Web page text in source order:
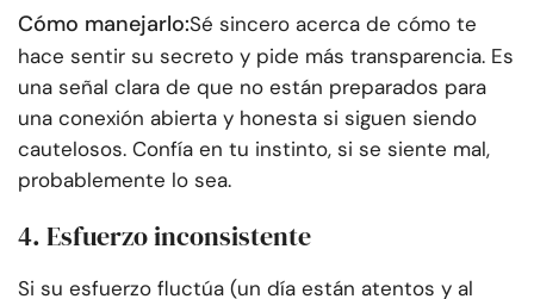
Cómo manejarlo:Sé sincero acerca de cómo te
hace sentir su secreto y pide más transparencia. Es
una señal clara de que no están preparados para
una conexión abierta y honesta si siguen siendo
cautelosos. Confía en tu instinto, si se siente mal,
probablemente lo sea.
4. Esfuerzo inconsistente
Si su esfuerzo fluctúa (un día están atentos y al